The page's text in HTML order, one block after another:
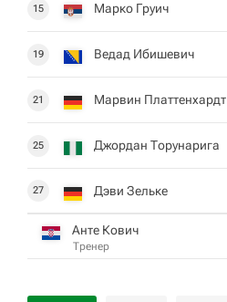
15 Марко Груич
19 Ведад Ибишевич
21 Марвин Платтенхардт
25 Джордан Торунарига
27 Дэви Зельке
Анте Кович
Тренер